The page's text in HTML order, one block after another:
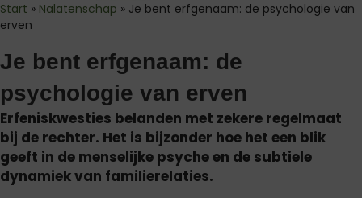
Start » Nalatenschap » Je bent erfgenaam: de psychologie van
erven
Je bent erfgenaam: de
psychologie van erven
Erfeniskwesties belanden met zekere regelmaat
bij de rechter. Het is bijzonder hoe het een blik
geeft in de menselijke psyche en de subtiele
dynamiek van familierelaties.